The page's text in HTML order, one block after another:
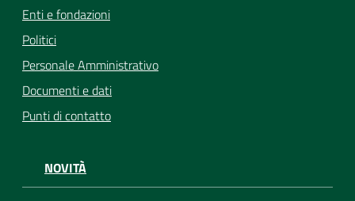
Enti e fondazioni
Politici
Personale Amministrativo
Documenti e dati
Punti di contatto
NOVITÀ